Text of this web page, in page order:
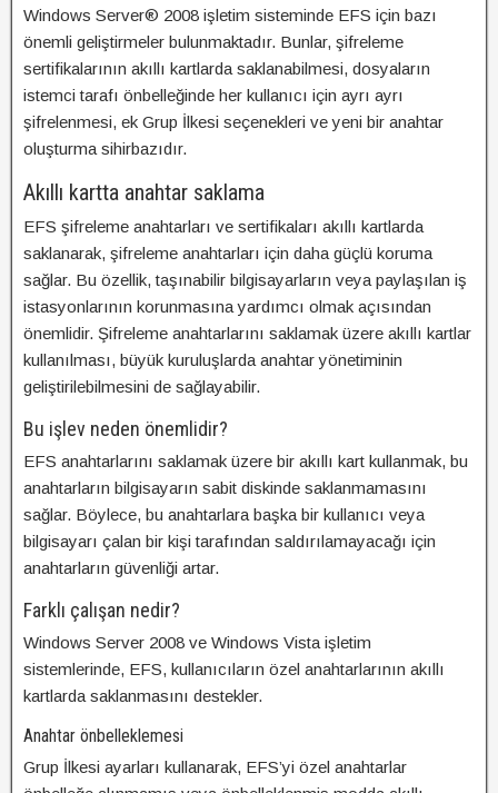
Windows Server® 2008 işletim sisteminde EFS için bazı
önemli geliştirmeler bulunmaktadır. Bunlar, şifreleme
sertifikalarının akıllı kartlarda saklanabilmesi, dosyaların
istemci tarafı önbelleğinde her kullanıcı için ayrı ayrı
şifrelenmesi, ek Grup İlkesi seçenekleri ve yeni bir anahtar
oluşturma sihirbazıdır.
Akıllı kartta anahtar saklama
EFS şifreleme anahtarları ve sertifikaları akıllı kartlarda
saklanarak, şifreleme anahtarları için daha güçlü koruma
sağlar. Bu özellik, taşınabilir bilgisayarların veya paylaşılan iş
istasyonlarının korunmasına yardımcı olmak açısından
önemlidir. Şifreleme anahtarlarını saklamak üzere akıllı kartlar
kullanılması, büyük kuruluşlarda anahtar yönetiminin
geliştirilebilmesini de sağlayabilir.
Bu işlev neden önemlidir?
EFS anahtarlarını saklamak üzere bir akıllı kart kullanmak, bu
anahtarların bilgisayarın sabit diskinde saklanmamasını
sağlar. Böylece, bu anahtarlara başka bir kullanıcı veya
bilgisayarı çalan bir kişi tarafından saldırılamayacağı için
anahtarların güvenliği artar.
Farklı çalışan nedir?
Windows Server 2008 ve Windows Vista işletim
sistemlerinde, EFS, kullanıcıların özel anahtarlarının akıllı
kartlarda saklanmasını destekler.
Anahtar önbelleklemesi
Grup İlkesi ayarları kullanarak, EFS’yi özel anahtarlar